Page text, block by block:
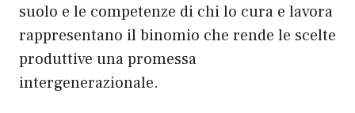
suolo e le competenze di chi lo cura e lavora
rappresentano il binomio che rende le scelte
produttive una promessa
intergenerazionale.